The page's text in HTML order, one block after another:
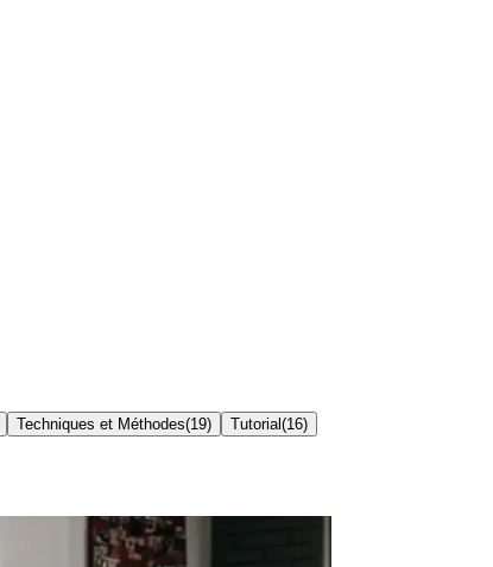
Techniques et Méthodes(19) Tutorial (16)